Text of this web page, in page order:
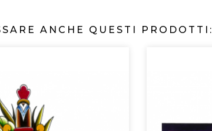
ANCHE QUESTI PRODOTTI: